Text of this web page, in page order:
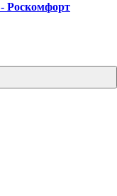
Роскомфорт